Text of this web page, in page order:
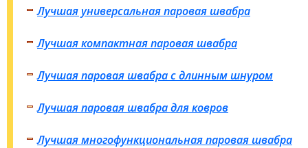
Лучшая универсальная паровая швабра
Лучшая компактная паровая швабра
Лучшая паровая швабра с длинным шнуром
Лучшая паровая швабра для ковров
Лучшая многофункциональная паровая швабра